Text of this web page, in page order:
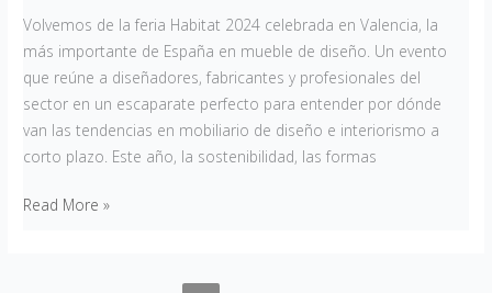
Volvemos de la feria Habitat 2024 celebrada en Valencia, la
más importante de España en mueble de diseño. Un evento
que reúne a diseñadores, fabricantes y profesionales del
sector en un escaparate perfecto para entender por dónde
van las tendencias en mobiliario de diseño e interiorismo a
corto plazo. Este año, la sostenibilidad, las formas
Read More »